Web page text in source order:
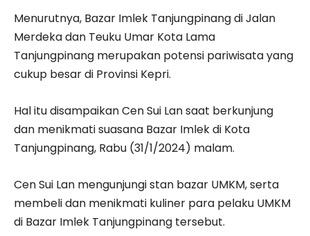
Menurutnya, Bazar Imlek Tanjungpinang di Jalan
Merdeka dan Teuku Umar Kota Lama
Tanjungpinang merupakan potensi pariwisata yang
cukup besar di Provinsi Kepri.
Hal itu disampaikan Cen Sui Lan saat berkunjung
dan menikmati suasana Bazar Imlek di Kota
Tanjungpinang, Rabu (31/1/2024) malam.
Cen Sui Lan mengunjungi stan bazar UMKM, serta
membeli dan menikmati kuliner para pelaku UMKM
di Bazar Imlek Tanjungpinang tersebut.